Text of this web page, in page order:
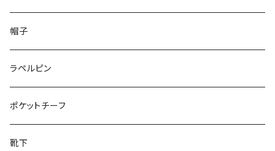
50/XL～
48/L
50/XL～
26cm～
27cm～
28cm～
帽子
ラペルピン
ポケットチーフ
靴下